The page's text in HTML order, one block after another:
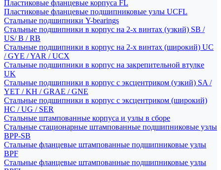
Пластиковые фланцевые корпуса FL
Пластиковые фланцевые подшипниковые узлы UCFL
Стальные подшипники Y-bearings
Стальные подшипники в корпус на 2-х винтах (узкий) SB /
US/ B / RB
Стальные подшипники в корпус на 2-х винтах (широкий) UC
/ GYE / YAR / UCX
Стальные подшипники в корпус на закрепительной втулке
UK
Стальные подшипники в корпус с эксцентриком (узкий) SA /
YET / KH / GRAE / GNE
Стальные подшипники в корпус с эксцентриком (широкий)
HC / UG / SER
Стальные штампованные корпуса и узлы в сборе
Стальные стационарные штампованные подшипниковые узлы
BPP-SB
Стальные фланцевые штампованные подшипниковые узлы
BPF
Стальные фланцевые штампованные подшипниковые узлы